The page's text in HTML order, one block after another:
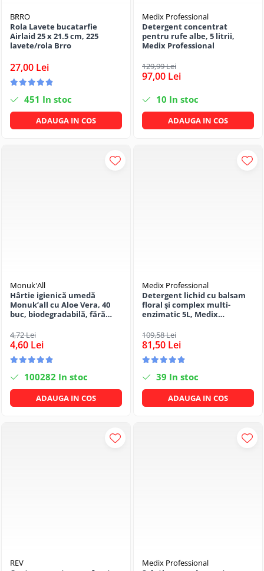
BRRO
Rola Lavete bucatarfie
Airlaid 25 x 21.5 cm, 225
lavete/rola Brro
27,00 Lei
451 In stoc
ADAUGA IN COS
Medix Professional
Detergent concentrat
pentru rufe albe, 5 litrii,
Medix Professional
129,99 Lei
97,00 Lei
10 In stoc
ADAUGA IN COS
Monuk'All
Hârtie igienică umedă
Monuk’all cu Aloe Vera, 40
buc, biodegradabilă, fără
4,72 Lei
4,60 Lei
100282 In stoc
ADAUGA IN COS
Medix Professional
Detergent lichid cu balsam
floral și complex multi-
enzimatic 5L, Medix
109,58 Lei
81,50 Lei
39 In stoc
ADAUGA IN COS
REV
Medix Professional